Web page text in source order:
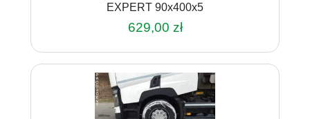
EXPERT 90x400x5
629,00 zł